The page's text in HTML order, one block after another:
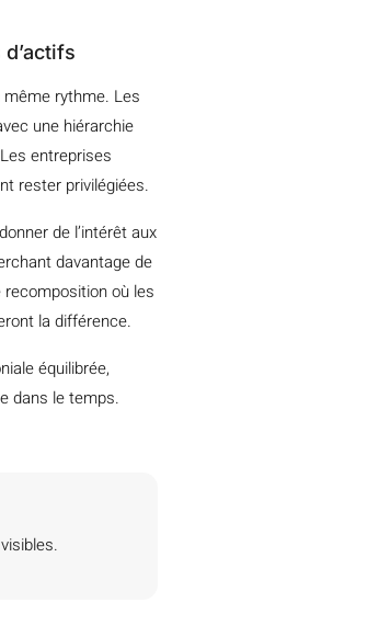
rythme. Les
une hiérarchie
entreprises
rester privilégiées.
de l’intérêt aux
davantage de
recomposition où les
la différence.
équilibrée,
dans le temps.